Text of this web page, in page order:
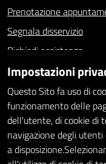
Prenotazione
Segnala disservizio
Richiedi assistenza
Statistiche dei Siti web
Intranet - accesso
Amministrazione
Informativa privacy
Social Media Policy
Impostazioni
Questo Sito fa uso di
funzionamento delle
dell'utente, di cookie di
navigazione degli
a